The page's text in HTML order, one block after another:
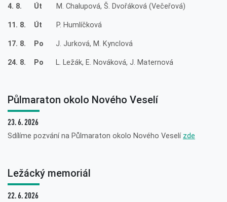
4. 8. Út M. Chalupová, Š. Dvořáková (Večeřová)
11. 8. Út P. Humlíčková
17. 8. Po J. Jurková, M. Kynclová
24. 8. Po L. Ležák, E. Nováková, J. Maternová
Půlmaraton okolo Nového Veselí
23. 6. 2026
Sdílíme pozvání na Půlmaraton okolo Nového Veselí zde
Ležácký memoriál
22. 6. 2026